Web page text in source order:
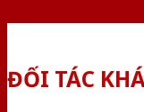
ĐỐI TÁC